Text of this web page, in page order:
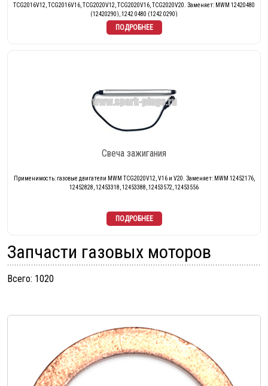
TCG2016V12, TCG2016V16, TCG2020V12, TCG2020V16, TCG2020V20. Заменяет: MWM 12420480
(12420290), 1242 0480 (1242 0290)
Свеча зажигания
Применимость: газовые двигатели MWM TCG2020V12, V16 и V20. Заменяет: MWM 12452176,
12452828, 12453318, 12453388, 12453572, 12453556
Запчасти газовых моторов
Всего: 1020